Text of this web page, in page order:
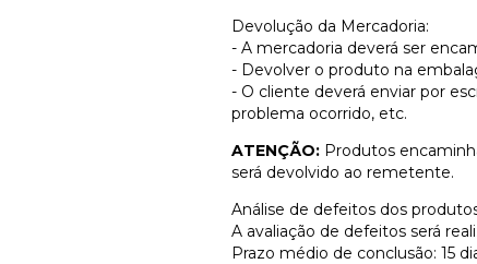
Devolução da Mercadoria:
- A mercadoria deverá ser
- Devolver o produto na
- O cliente deverá enviar por
problema ocorrido, etc.
ATENÇÃO: Produtos
será devolvido ao remetente.
Análise de defeitos dos
A avaliação de defeitos será
Prazo médio de conclusão: 15